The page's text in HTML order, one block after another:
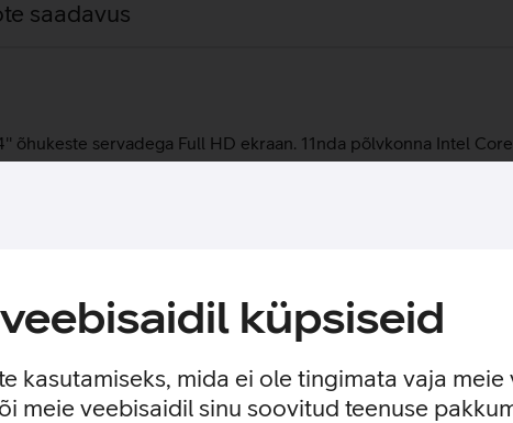
küpsiseid
kasutamiseks, mida ei ole tingimata vaja meie
meie veebisaidil sinu soovitud teenuse
saadavus
servadega Full HD ekraan. 11nda põlvkonna Intel
alumiinimust raamiga korpusesse. Nii võib arvutit
mis on ärikasutuseks sobivaim.
aastane garantii.